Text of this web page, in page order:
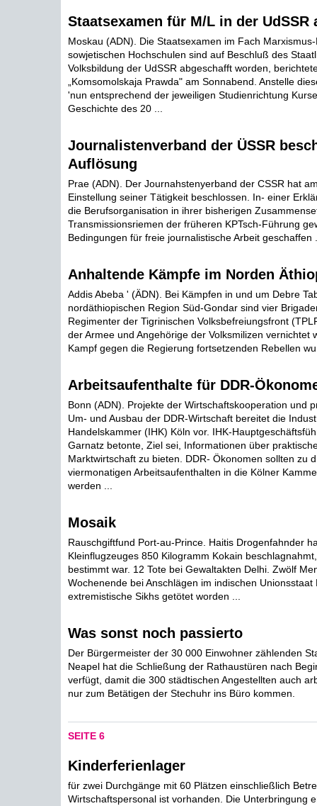
Staatsexamen für M/L in der UdSSR
Moskau (ADN). Die Staatsexamen im Fach
sowjetischen Hochschulen sind auf Beschluß des
Volksbildung der UdSSR abgeschafft worden,
„Komsomolskaja Prawda" am Sonnabend. Anstelle
'nun entsprechend der jeweiligen Studienrichtung
Geschichte des 20 ...
Journalistenverband der ÜSSR
Auflösung
Prae (ADN). Der Journahstenyerband der CSSR hat
Einstellung seiner Tätigkeit beschlossen. In- einer
die Berufsorganisation in ihrer bisherigen
Transmissionsriemen der früheren KPTsch-Führung
Bedingungen für freie journalistische Arbeit geschaffen
Anhaltende Kämpfe im Norden
Addis Abeba ' (ÄDN). Bei Kämpfen in und um Debre
nordäthiopischen Region Süd-Gondar sind vier
Regimenter der Tigrinischen Volksbefreiungsfront
der Armee und Angehörige der Volksmilizen vernichtet
Kampf gegen die Regierung fortsetzenden Rebellen
Arbeitsaufenthalte für DDR-
Bonn (ADN). Projekte der Wirtschaftskooperation und
Um- und Ausbau der DDR-Wirtschaft bereitet die
Handelskammer (IHK) Köln vor. IHK-
Garnatz betonte, Ziel sei, Informationen über
Marktwirtschaft zu bieten. DDR- Ökonomen sollten zu
viermonatigen Arbeitsaufenthalten in die Kölner
werden ...
Mosaik
Rauschgiftfund Port-au-Prince. Haitis Drogenfahnder
Kleinflugzeuges 850 Kilogramm Kokain
bestimmt war. 12 Tote bei Gewaltakten Delhi. Zwölf
Wochenende bei Anschlägen im indischen Unionsstaat
extremistische Sikhs getötet worden ...
Was sonst noch passierto
Der Bürgermeister der 30 000 Einwohner zählenden
Neapel hat die Schließung der Rathaustüren nach
verfügt, damit die 300 städtischen Angestellten auch
nur zum Betätigen der Stechuhr ins Büro kommen.
SEITE 6
Kinderferienlager
für zwei Durchgänge mit 60 Plätzen einschließlich
Wirtschaftspersonal ist vorhanden. Die Unterbringung